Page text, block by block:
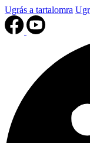
Ugrás a tartalomra